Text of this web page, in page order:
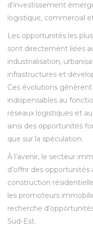
d’investissement
logistique, commercial
Les opportunités les
sont directement liées
industrialisation,
infrastructures et
Ces évolutions
indispensables au
réseaux logistiques et
ainsi des opportunités
que sur la spéculation.
À l’avenir, le secteur
d’offrir des
construction
les promoteurs
recherche
Sud-Est.